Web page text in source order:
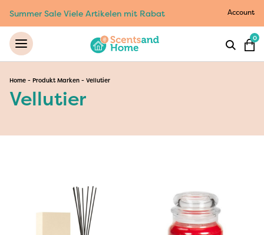
Summer Sale Viele Artikelen mit Rabat Account
0
Home - Produkt Marken - Vellutier
Vellutier